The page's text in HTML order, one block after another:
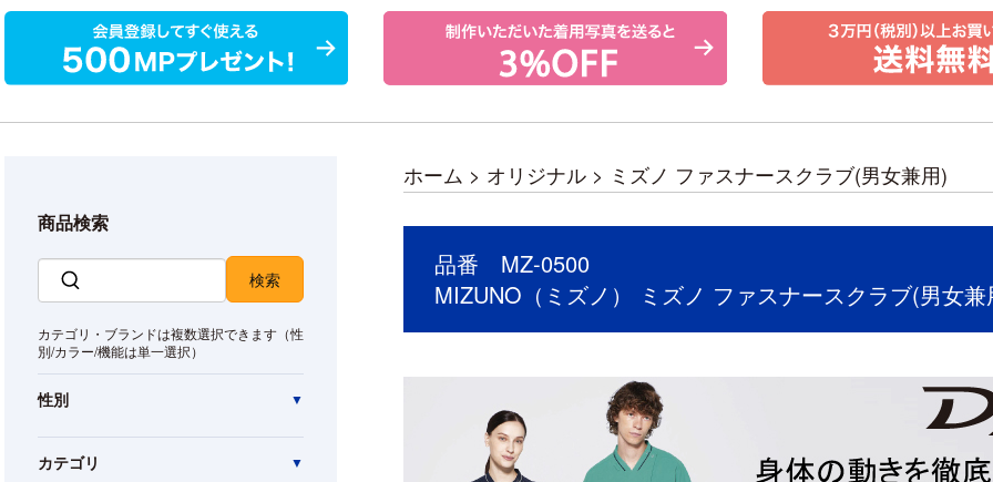
商品検索
カテゴリ・ブランドは複数選択できます（性
別/カラー/機能は単一選択）
性別
カテゴリ
ホーム > オリジナル > ミズノ ファスナースクラブ(男女兼用)
品番 MZ-0500
MIZUNO（ミズノ） ミズノ ファスナースクラブ(男女兼